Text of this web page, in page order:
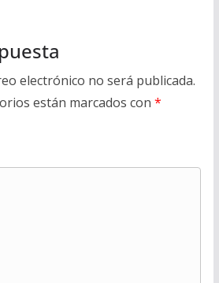
electrónico no será publicada.
están marcados con *